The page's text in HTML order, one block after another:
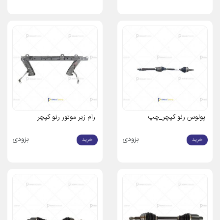
طراحی شده‌اند تا با استانداردهای کارخانه هماهنگ باشند.
علائم خرابی پلوس، اکسل و رام
در صورت مشاهده هر یک از علائم زیر، ممکن است نیاز به تعویض پلوس،
: صدای تق‌تق هنگام چرخاندن فرمان یا شتاب‌گیری، لرزش در
محور جلو، پارگی گردگیر پلوس، یا نشتی گریس.
غیرعادی لاستیک‌ها.
رام
: لرزش غیرعادی موتور، صدای کوبش از زیر خودرو، یا انحراف
قیمت پلوس، اکسل و رام رنو در رنوپخش
برای مدل‌های مختلف مانند
ساندرو کپچر
شماره‌های پشتیبانی رنوپخش تماس بگیرید. ما تضمین می‌کنیم که بهترین
پولوس رنو کپچر_چپ
خرید بزودی
رام زیر موتور رنو کپچر
خرید بزودی